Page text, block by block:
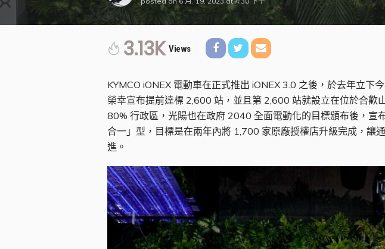
3.13K Views
KYMCO iONEX 電動車在正式推出 iONEX 3.0 之後，於去年立
榮幸宣布提前達標 2,600 站，並且第 2,600 站就設立在位於合
80% 行政區，光陽也在政府 2040 全面電動化的目標頒布後，宣
合一」型，目標是在兩年內將 1,700 家原廠授權店升級完成，
進。